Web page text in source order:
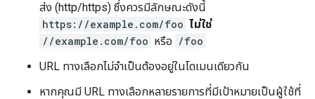
ส่ง (http/https) ซึ่งควรมีลักษณะดังนี้
https://example.com/foo ไม่ใช่
//example.com/foo หรือ /foo
URL ทางเลือกไม่จำเป็นต้องอยู่ในโดเมนเดียวกัน
หากคุณมี URL ทางเลือกหลายรายการที่มีเป้าหมายเป็นผู้ใช้ที่